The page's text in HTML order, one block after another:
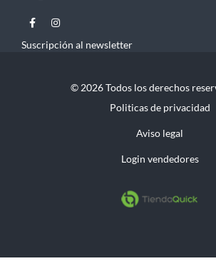
Suscripción al newsletter
© 2026 Todos los derechos
Politicas de privacidad
Aviso legal
Login vendedores